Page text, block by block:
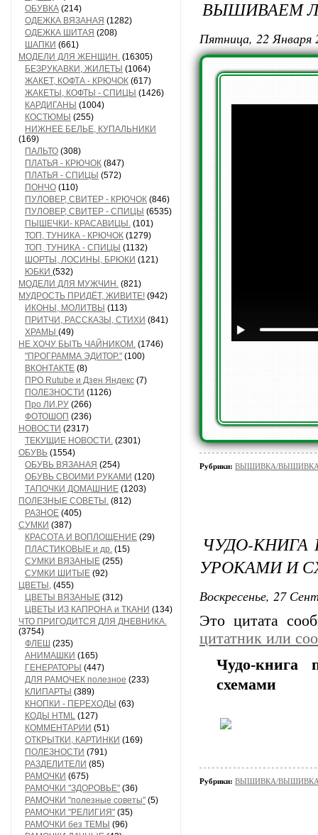
ОБУВКА (214)
ОДЕЖКА ВЯЗАНАЯ (1282)
ОДЕЖКА ШИТАЯ (208)
ШАПКИ (661)
МОДЕЛИ ДЛЯ ЖЕНЩИН. (16305)
БЕЗРУКАВКИ, ЖИЛЕТЫ (1064)
ЖАКЕТ, КОФТА - КРЮЧОК (617)
ЖАКЕТЫ, КОФТЫ - СПИЦЫ (1426)
КАРДИГАНЫ (1004)
КОСТЮМЫ (255)
НИЖНЕЕ БЕЛЬЕ, КУПАЛЬНИКИ
(169)
ПАЛЬТО (308)
ПЛАТЬЯ - КРЮЧОК (847)
ПЛАТЬЯ - СПИЦЫ (572)
ПОНЧО (110)
ПУЛОВЕР, СВИТЕР - КРЮЧОК (846)
ПУЛОВЕР, СВИТЕР - СПИЦЫ (6535)
ПЫШЕЧКИ- КРАСАВИЦЫ. (101)
ТОП, ТУНИКА - КРЮЧОК (1279)
ТОП, ТУНИКА - СПИЦЫ (1132)
ШОРТЫ, ЛОСИНЫ, БРЮКИ (121)
ЮБКИ (532)
МОДЕЛИ ДЛЯ МУЖЧИН. (821)
МУДРОСТЬ ПРИДЁТ, ЖИВИТЕ! (942)
ИКОНЫ, МОЛИТВЫ (113)
ПРИТЧИ, РАССКАЗЫ, СТИХИ (841)
ХРАМЫ (49)
НЕ ХОЧУ БЫТЬ ЧАЙНИКОМ. (1746)
"ПРОГРАММА ЭДИТОР." (100)
ВКОНТАКТЕ (8)
ПРО Rutube и Дзен Яндекс (7)
ПОЛЕЗНОСТИ (1126)
Про ЛИ.РУ (266)
ФОТОШОП (236)
НОВОСТИ (2317)
ТЕКУЩИЕ НОВОСТИ. (2301)
ОБУВЬ (1554)
ОБУВЬ ВЯЗАНАЯ (254)
ОБУВЬ СВОИМИ РУКАМИ (120)
ТАПОЧКИ ДОМАШНИЕ (1203)
ПОЛЕЗНЫЕ СОВЕТЫ. (812)
РАЗНОЕ (405)
СУМКИ (387)
КРАСОТА И ВОПЛОЩЕНИЕ (29)
ПЛАСТИКОВЫЕ и др. (15)
СУМКИ ВЯЗАНЫЕ (255)
СУМКИ ШИТЫЕ (92)
ЦВЕТЫ, (455)
ЦВЕТЫ ВЯЗАНЫЕ (312)
ЦВЕТЫ ИЗ КАПРОНА и ТКАНИ (134)
ЧТО ПРИГОДИТСЯ ДЛЯ ДНЕВНИКА.
(3754)
ФЛЕШ (235)
АНИМАШКИ (165)
ГЕНЕРАТОРЫ (447)
ДЛЯ РАМОЧЕК полезное (233)
КЛИПАРТЫ (389)
КНОПКИ - ПЕРЕХОДЫ (63)
КОДЫ HTML (127)
КОММЕНТАРИИ (51)
ОТКРЫТКИ, КАРТИНКИ (169)
ПОЛЕЗНОСТИ (791)
РАЗДЕЛИТЕЛИ (85)
РАМОЧКИ (675)
РАМОЧКИ "ЗДОРОВЬЕ" (36)
РАМОЧКИ "полезные советы" (5)
РАМОЧКИ "РЕЛИГИЯ" (35)
РАМОЧКИ без ТЕМЫ (96)
ВЫШИВАЕМ
Пятница, 22 Января
Рубрики: ВЫШИВКА/ВЫШИВКА
ЧУДО-
УРОКАМИ И
Воскресенье, 27
Это цитата
цитатник или
Чудо-
схемами
Рубрики: ВЫШИВКА/ВЫШИВКА